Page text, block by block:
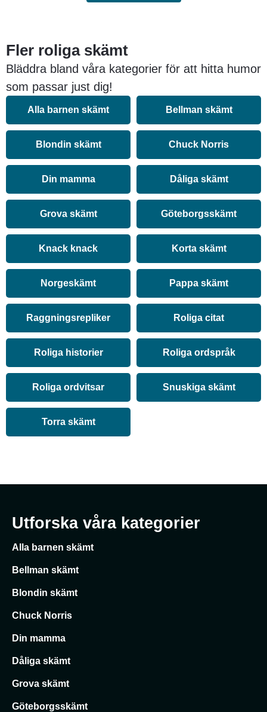
Fler roliga skämt
Bläddra bland våra kategorier för att hitta humor
som passar just dig!
Alla barnen skämt Bellman skämt
Blondin skämt Chuck Norris
Din mamma Dåliga skämt
Grova skämt Göteborgsskämt
Knack knack Korta skämt
Norgeskämt Pappa skämt
Raggningsrepliker Roliga citat
Roliga historier Roliga ordspråk
Roliga ordvitsar Snuskiga skämt
Torra skämt
Utforska våra kategorier
Alla barnen skämt
Bellman skämt
Blondin skämt
Chuck Norris
Din mamma
Dåliga skämt
Grova skämt
Göteborgsskämt